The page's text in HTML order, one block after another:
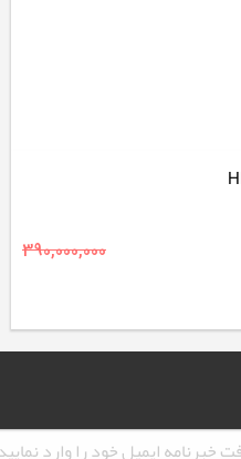
390,000,000